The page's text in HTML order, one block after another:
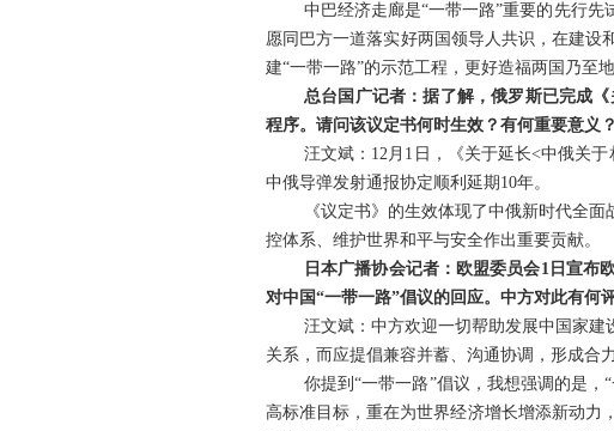
中巴经济走廊是“一带一路”重要的先行
愿同巴方一道落实好两国领导人共识，在建设
建“一带一路”的示范工程，更好造福两国乃至地
总台国广记者：据了解，俄罗斯已完成
程序。请问该议定书何时生效？有何重要意义？
汪文斌：12月1日，《关于延长<中俄关
中俄导弹发射通报协定顺利延期10年。
《议定书》的生效体现了中俄新时代全
控体系、维护世界和平与安全作出重要贡献。
日本广播协会记者：欧盟委员会1日宣布
对中国“一带一路”倡议的回应。中方对此有何
汪文斌：中方欢迎一切帮助发展中国家
关系，而应提倡兼容并蓄、沟通协调，形成合力
你提到“一带一路”倡议，我想强调的是，
高标准目标，重在为世界经济增长增添新动力